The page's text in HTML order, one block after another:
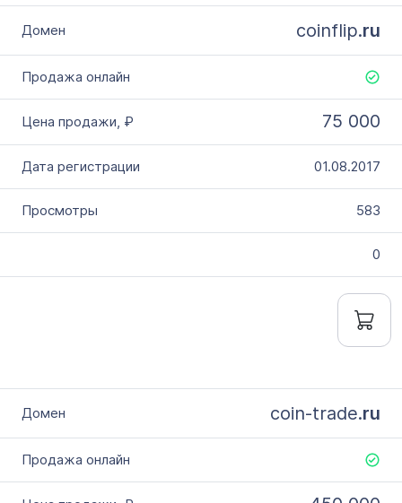
coinflip.ru
75 000
01.08.2017
583
0
coin-trade.ru